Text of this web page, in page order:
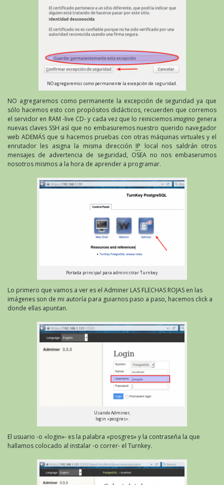
NO agregaremos como permanente la excepción de seguridad.
NO agregaremos como permanente la excepción de seguridad ya que
sólo hacemos esto con propósitos didácticos, recuerden que corremos
el servidor en RAM -live CD- y cada vez que lo reiniciemosimagino genera
nuevas claves SSH así que no embasuremos nuestro querido navegador
web ADEMÁS que si hacemos pruebas con otras máquinas virtuales y el
enrutador les asigna la misma dirección IP local nos saldrán otros
mensajes de advertencia de seguridad, OSEA no nos embaserumos
nosotros mismos a la hora de aprender a programar.
Portada principal para administrar Turnkey.
Lo primero que vamos a ver es el Adminer LAS FLECHAS ROJAS en las
imágenes son de mi autoría para guiarnos paso a paso, hacemos click a
donde ellas apuntan.
Usando Adminer,
login «posgres».
El usuario -o «login»- es la palabra «posgres» y la contraseña la que
hallamos colocado al instalar -o correr- el Turnkey.